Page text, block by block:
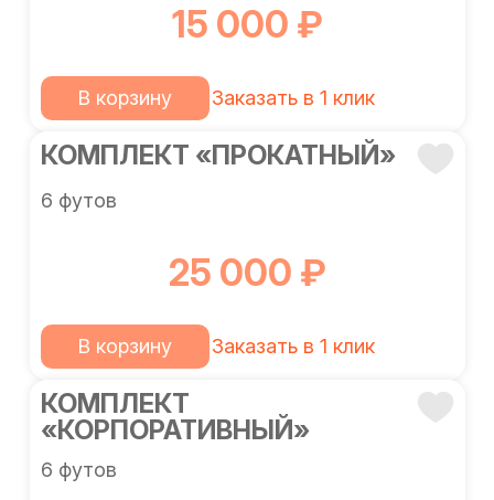
15 000 ₽
В корзину Заказать в 1 клик
КОМПЛЕКТ «ПРОКАТНЫЙ»
6 футов
25 000 ₽
В корзину Заказать в 1 клик
КОМПЛЕКТ
«КОРПОРАТИВНЫЙ»
6 футов